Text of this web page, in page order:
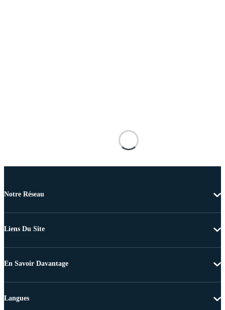
Notre Réseau
Liens Du Site
En Savoir Davantage
Langues